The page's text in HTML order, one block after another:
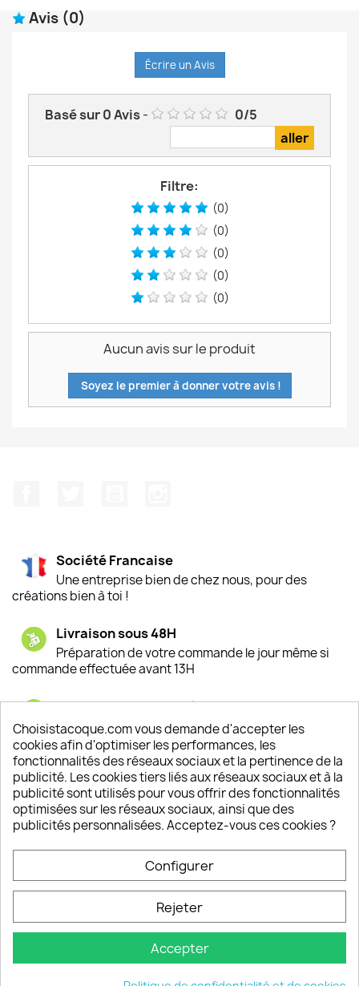
Avis (0)
Écrire un Avis
Basé sur0Avis- 0/5
Filtre:
(0)
(0)
(0)
(0)
(0)
Aucun avis sur le produit
Soyez le premier à donner votre avis !
Société Francaise
Une entreprise bien de chez nous, pour des
créations bien à toi !
Livraison sous 48H
Préparation de votre commande le jour même si
commande effectuée avant 13H
Satisfaction de nos clients
Depuis 2009, entre 92% et 94% de nos clients
sont satisfaits de nos produits
Un SAV à votre écoute
Notre SAV est disponible 6/7J de 10h à 18H
Choisistacoque.com vous demande d'accepter les
cookies afin d'optimiser les performances, les
fonctionnalités des réseaux sociaux et la pertinence de la
publicité. Les cookies tiers liés aux réseaux sociaux et à la
publicité sont utilisés pour vous offrir des fonctionnalités
optimisées sur les réseaux sociaux, ainsi que des
publicités personnalisées. Acceptez-vous ces cookies ?
Configurer
Rejeter
Accepter